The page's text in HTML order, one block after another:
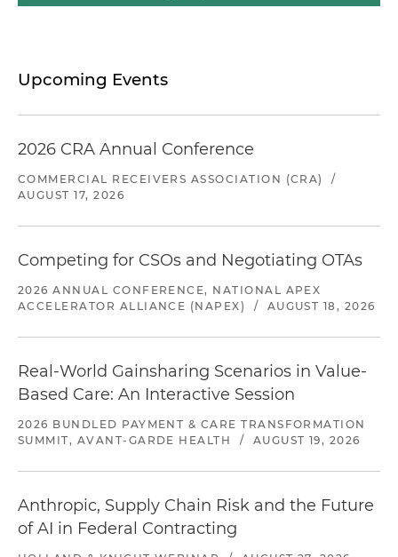
Upcoming Events
2026 CRA Annual Conference
COMMERCIAL RECEIVERS ASSOCIATION (CRA)
/
AUGUST 17, 2026
Competing for CSOs and Negotiating OTAs
2026 ANNUAL CONFERENCE, NATIONAL APEX
ACCELERATOR ALLIANCE (NAPEX)
/ AUGUST 18, 2026
Real-World Gainsharing Scenarios in Value-
Based Care: An Interactive Session
2026 BUNDLED PAYMENT & CARE TRANSFORMATION
SUMMIT, AVANT-GARDE HEALTH
/ AUGUST 19, 2026
Anthropic, Supply Chain Risk and the Future
of AI in Federal Contracting